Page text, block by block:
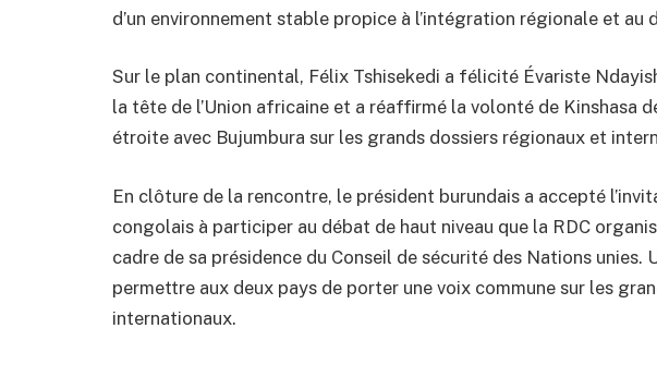
d’un environnement stable propice à l’intégration régionale et au
Sur le plan continental, Félix Tshisekedi a félicité Évariste
la tête de l’Union africaine et a réaffirmé la volonté de Kinshasa
étroite avec Bujumbura sur les grands dossiers régionaux et
En clôture de la rencontre, le président burundais a accepté
congolais à participer au débat de haut niveau que la RDC
cadre de sa présidence du Conseil de sécurité des Nations unies.
permettre aux deux pays de porter une voix commune sur les
internationaux.